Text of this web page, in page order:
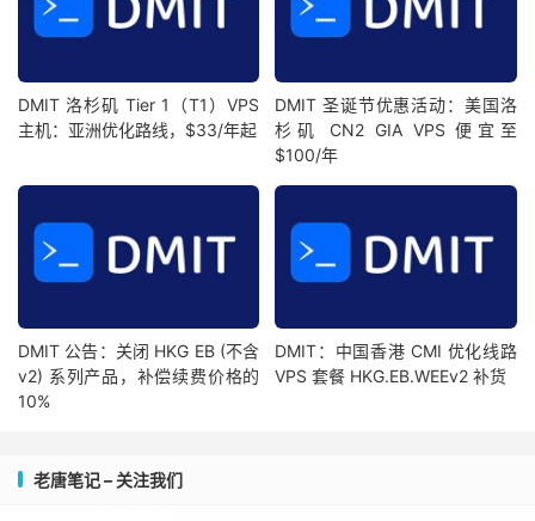
DMIT 洛杉矶 Tier 1（T1）VPS
主机：亚洲优化路线，$33/年起
DMIT 圣诞节优惠活动：美国洛
杉矶 CN2 GIA VPS 便宜至
$100/年
DMIT 公告：关闭 HKG EB (不含
v2) 系列产品，补偿续费价格的
10%
DMIT：中国香港 CMI 优化线路
VPS 套餐 HKG.EB.WEEv2 补货
老唐笔记 – 关注我们